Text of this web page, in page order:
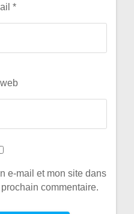
*
e-mail et mon site dans
commentaire.